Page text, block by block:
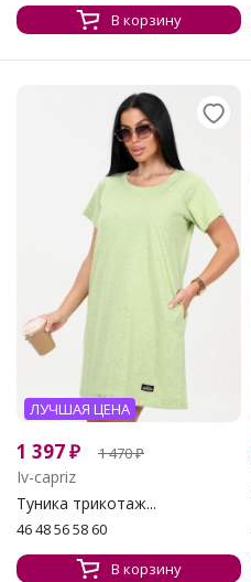
В корзину
ЛУЧШАЯ ЦЕНА
1 397₽ 1 470₽
Iv-capriz
Туника трикотаж...
46 48 56 58 60
В корзину